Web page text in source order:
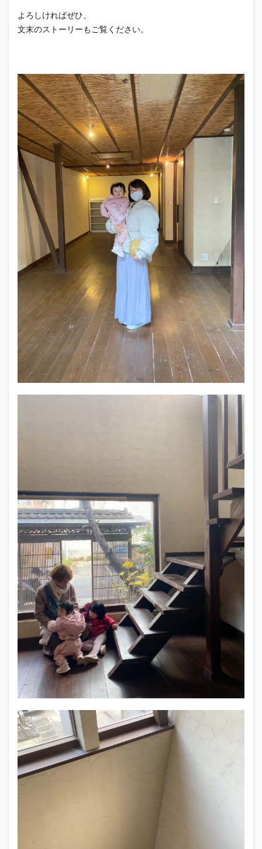
よろしければぜひ、
文末のストーリーもご覧ください。